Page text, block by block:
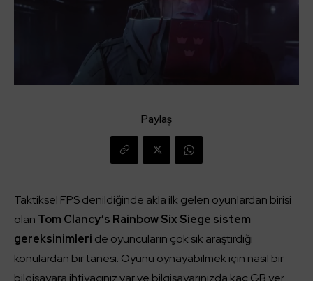
Paylaş
Taktiksel FPS denildiğinde akla ilk gelen oyunlardan birisi
olan Tom Clancy’s Rainbow Six Siege sistem
gereksinimleri de oyuncuların çok sık araştırdığı
konulardan bir tanesi. Oyunu oynayabilmek için nasıl bir
bilgisayara ihtiyacınız var ve bilgisayarınızda kaç GB yer